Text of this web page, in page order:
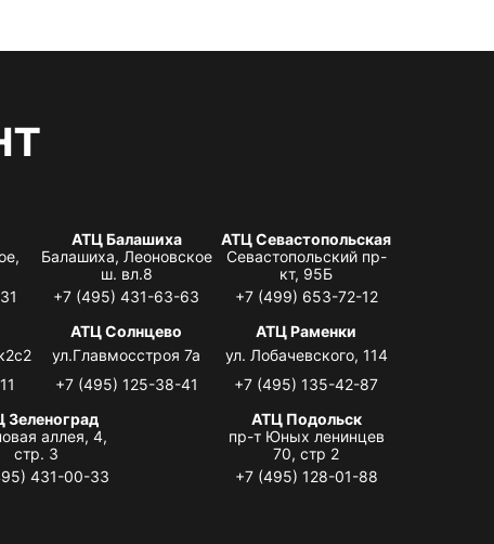
АТЦ Балашиха
Балашиха, Леоновское
ш. вл.8
+7 (495) 431-63-63
АТЦ Севастопольская
Севастопольский пр-
кт, 95Б
+7 (499) 653-72-12
АТЦ Солнцево
ул.Главмосстроя 7а
+7 (495) 125-38-41
АТЦ Раменки
ул. Лобачевского, 114
+7 (495) 135-42-87
Зеленоград
аллея, 4,
стр. 3
431-00-33
АТЦ Подольск
пр-т Юных ленинцев
70, стр 2
+7 (495) 128-01-88